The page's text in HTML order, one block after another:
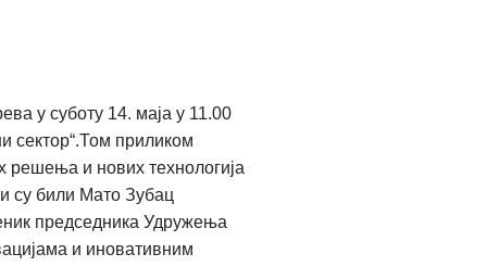
у суботу 14. маја у 11.00
сектор“.Том приликом
решења и нових технологија
су били Мато Зубац
председника Удружења
и иновативним